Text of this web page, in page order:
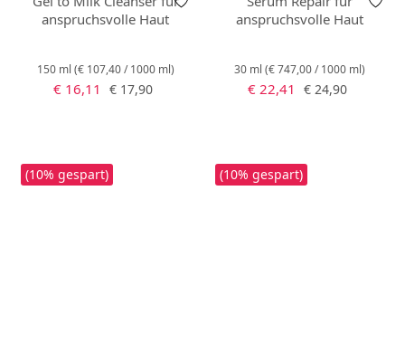
anspruchsvolle Haut
150 ml (€ 107,40 / 1000 ml)
Verkaufspreis:
€ 16,11 Regulärer Preis:
€ 17,90
anspruchsvolle Haut
30 ml (€ 747,00 / 1000 ml)
Verkaufspreis:
€ 22,41 Regulärer Preis:
€ 24,90
(10% gespart) (10% gespart)